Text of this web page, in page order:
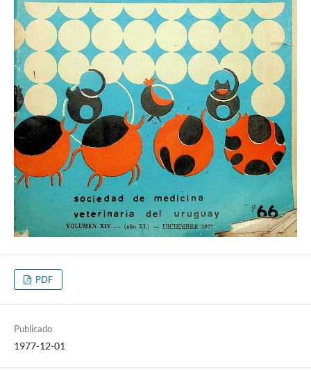
PDF
Publicado
1977-12-01